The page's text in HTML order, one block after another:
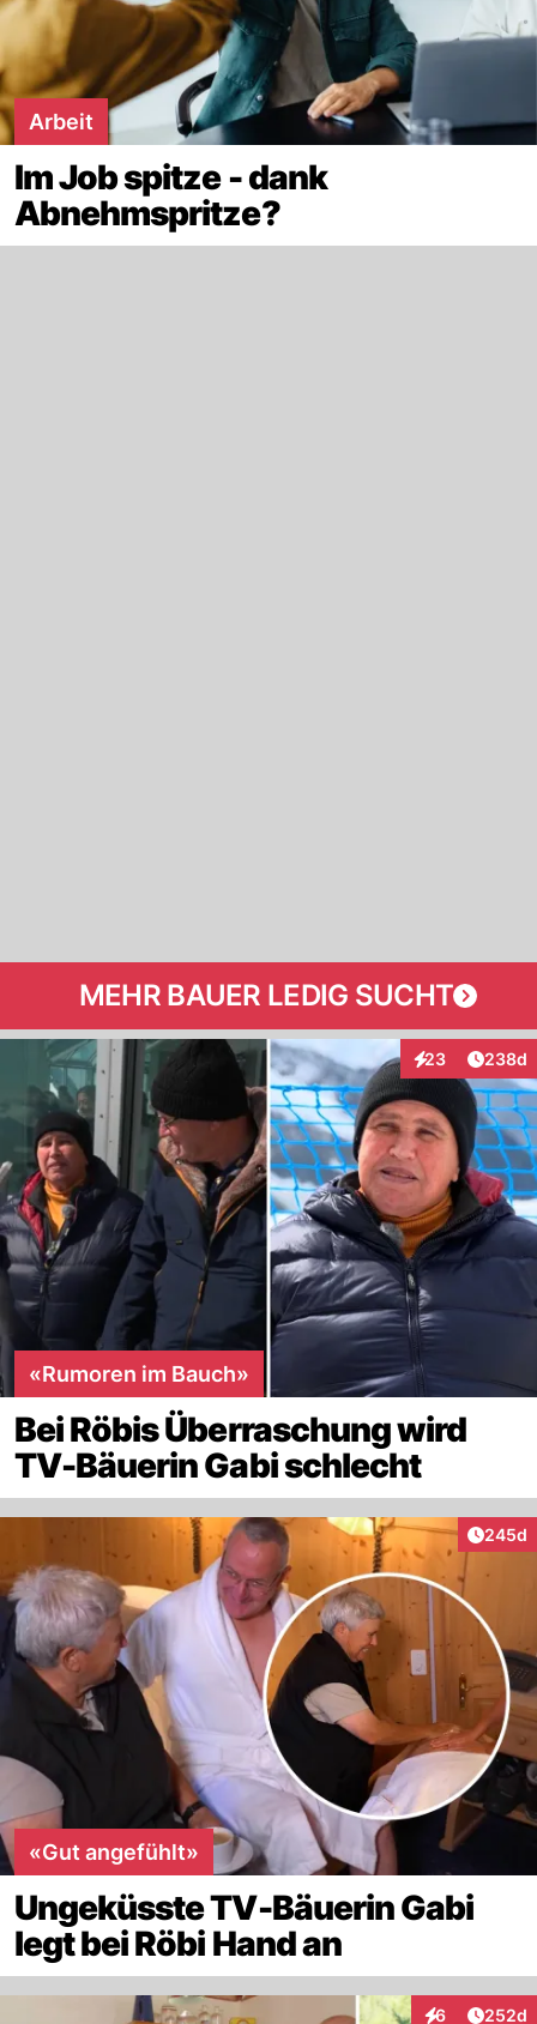
Arbeit
Im Job spitze - dank
Abnehmspritze?
MEHR BAUER LEDIG SUCHT
23
Interaktionen
238d
«Rumoren im Bauch»
Bei Röbis Überraschung wird
TV-Bäuerin Gabi schlecht
245d
«Gut angefühlt»
Ungeküsste TV-Bäuerin Gabi
legt bei Röbi Hand an
6 252d